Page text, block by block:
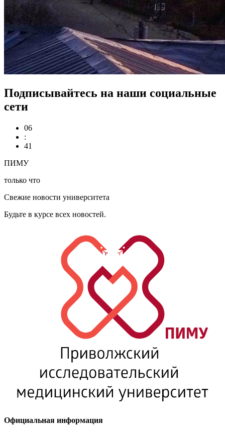
Подписывайтесь на наши социальные
сети
06
:
41
ПИМУ
только что
Свежие новости университета
Будьте в курсе всех новостей.
Официальная информация